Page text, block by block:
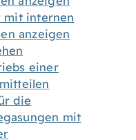
mit internen
anzeigen
einer
die
mit